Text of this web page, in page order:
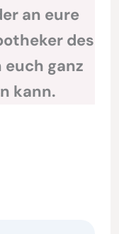
an eure
des
ganz
kann.